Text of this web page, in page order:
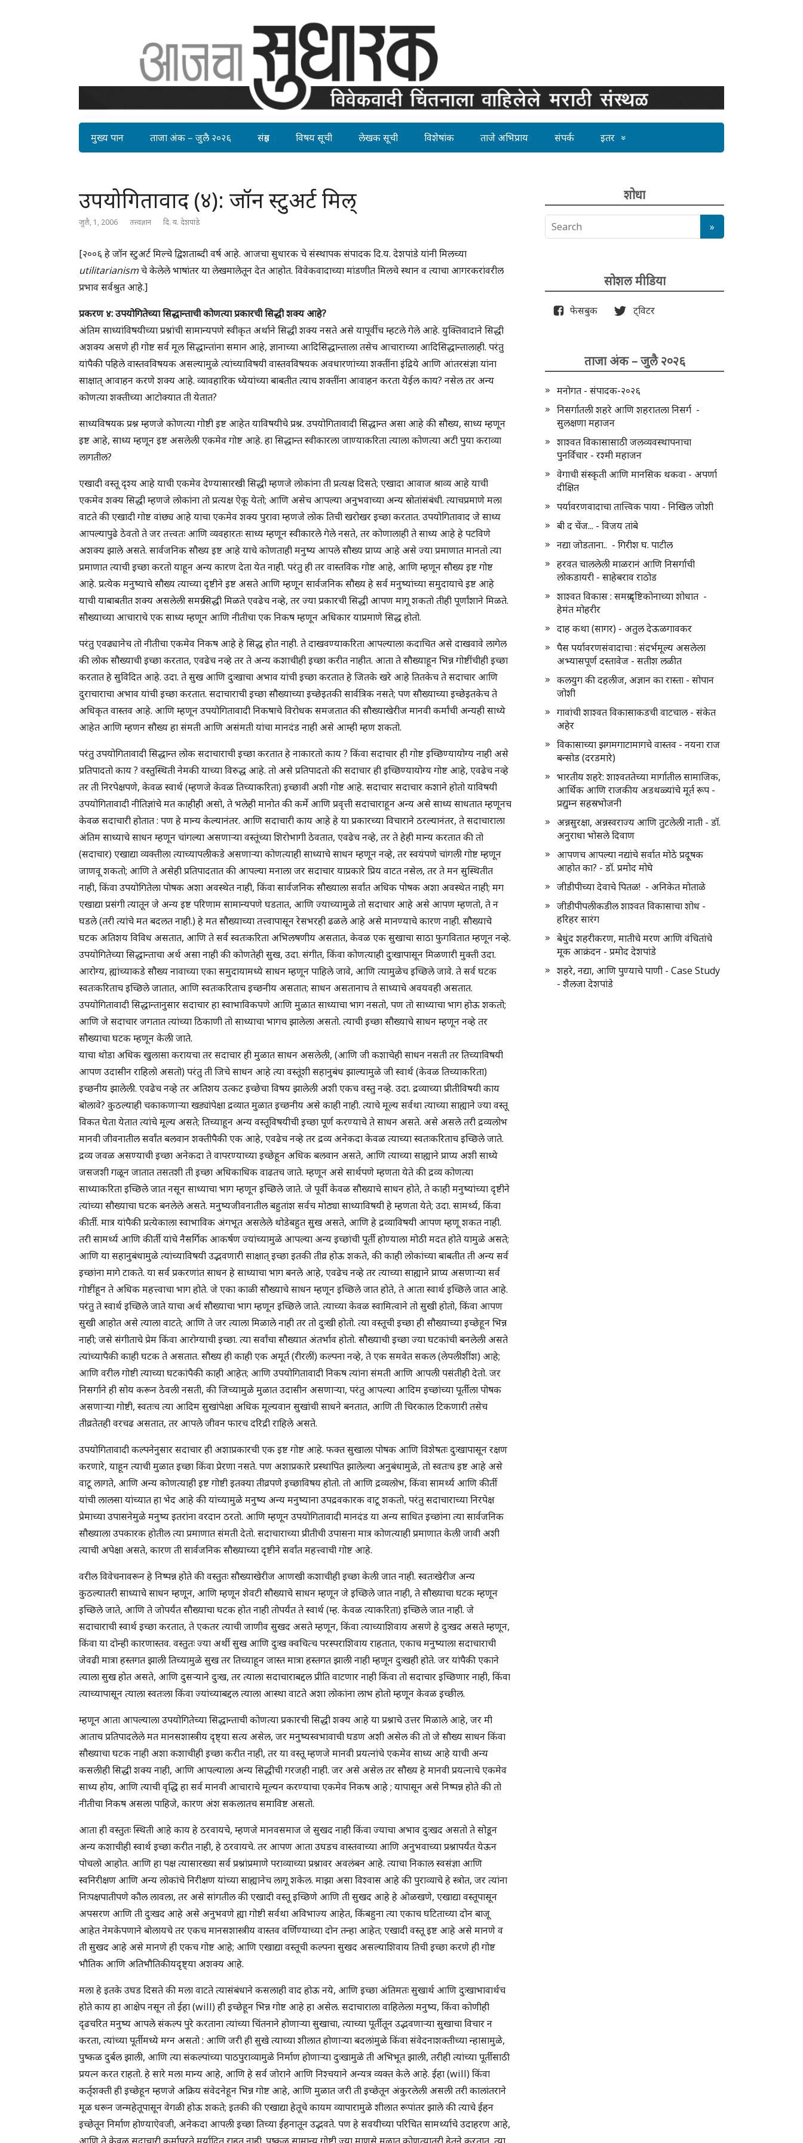
मुख्य पान ताजा अंक – जुलै २०२६ संग्रह विषय सूची लेखक सूची विशेषांक ताजे अभिप्राय संपर्क इतर
उपयोगितावाद (४): जॉन स्टुअर्ट मिल्
जुलै, 1, 2006 तत्त्वज्ञान दि. य. देशपांडे
[२००६ हे जॉन स्टुअर्ट मिल्चे द्विशताब्दी वर्ष आहे. आजचा सुधारक चे संस्थापक संपादक दि.य. देशपांडे यांनी मिलच्या
utilitarianismचे केलेले भाषांतर या लेखमालेतून देत आहोत. विवेकवादाच्या मांडणीत मिलचे स्थान व त्याचा आगरकरांवरील
प्रभाव सर्वश्रुत आहे.]
प्रकरण ४: उपयोगितेच्या सिद्धान्ताची कोणत्या प्रकारची सिद्धी शक्य आहे?
अंतिम साध्यांविषयीच्या प्रश्नांची सामान्यपणे स्वीकृत अर्थाने सिद्धी शक्य नसते असे यापूर्वीच म्हटले गेले आहे. युक्तिवादाने सिद्धी
अशक्य असणे ही गोष्ट सर्व मूल सिद्धान्तांना समान आहे, ज्ञानाच्या आदिसिद्धान्ताला तसेच आचाराच्या आदिसिद्धान्तालाही. परंतु
यांपैकी पहिले वास्तवविषयक असल्यामुळे त्यांच्याविषयी वास्तवविषयक अवधारणांच्या शक्तींना इंद्रिये आणि आंतरसंज्ञा यांना
साक्षात् आवाहन करणे शक्य आहे. व्यावहारिक ध्येयांच्या बाबतीत त्याच शक्तींना आवाहन करता येईल काय? नसेल तर अन्य
कोणत्या शक्तीच्या आटोक्यात ती येतात?
साध्यविषयक प्रश्न म्हणजे कोणत्या गोष्टी इष्ट आहेत याविषयीचे प्रश्न. उपयोगितावादी सिद्धान्त असा आहे की सौख्य, साध्य म्हणून
इष्ट आहे, साध्य म्हणून इष्ट असलेली एकमेव गोष्ट आहे. हा सिद्धान्त स्वीकारला जाण्याकरिता त्याला कोणत्या अटी पुया कराव्या
लागतील?
एखादी वस्तू दृश्य आहे याची एकमेव देण्यासारखी सिद्धी म्हणजे लोकांना ती प्रत्यक्ष दिसते; एखादा आवाज श्राव्य आहे याची
एकमेव शक्य सिद्धी म्हणजे लोकांना तो प्रत्यक्ष ऐकू येतो; आणि असेच आपल्या अनुभवाच्या अन्य स्रोतांसंबंधी. त्याचप्रमाणे मला
वाटते की एखादी गोष्ट वांछ्य आहे याचा एकमेव शक्य पुरावा म्हणजे लोक तिची खरोखर इच्छा करतात. उपयोगितावाद जे साध्य
आपल्यापुढे ठेवतो ते जर तत्त्वतः आणि व्यवहारतः साध्य म्हणून स्वीकारले गेले नसते, तर कोणालाही ते साध्य आहे हे पटविणे
अशक्य झाले असते. सार्वजनिक सौख्य इष्ट आहे याचे कोणताही मनुष्य आपले सौख्य प्राप्य आहे असे ज्या प्रमाणात मानतो त्या
प्रमाणात त्याची इच्छा करतो याहून अन्य कारण देता येत नाही. परंतु ही तर वास्तविक गोष्ट आहे, आणि म्हणून सौख्य इष्ट गोष्ट
आहे. प्रत्येक मनुष्याचे सौख्य त्याच्या दृष्टीने इष्ट असते आणि म्हणून सार्वजनिक सौख्य हे सर्व मनुष्यांच्या समुदायाचे इष्ट आहे
याची याबाबतीत शक्य असलेली समग्र सिद्धी मिळते एवढेच नव्हे, तर ज्या प्रकारची सिद्धी आपण मागू शकतो तीही पूर्णांशाने मिळते.
सौख्याच्या आचाराचे एक साध्य म्हणून आणि नीतीचा एक निकष म्हणून अधिकार याप्रमाणे सिद्ध होतो.
परंतु एवढ्यानेच तो नीतीचा एकमेव निकष आहे हे सिद्ध होत नाही. ते दाखवण्याकरिता आपल्याला कदाचित असे दाखवावे लागेल
की लोक सौख्याची इच्छा करतात, एवढेच नव्हे तर ते अन्य कशाचीही इच्छा करीत नाहीत. आता ते सौख्याहून भिन्न गोष्टींचीही इच्छा
करतात हे सुविदित आहे. उदा. ते सुख आणि दुःखाचा अभाव यांची इच्छा करतात हे जितके खरे आहे तितकेच ते सदाचार आणि
दुराचाराचा अभाव यांची इच्छा करतात. सदाचाराची इच्छा सौख्याच्या इच्छेइतकी सार्वत्रिक नसते; पण सौख्याच्या इच्छेइतकेच ते
अधिकृत वास्तव आहे. आणि म्हणून उपयोगितावादी निकषाचे विरोधक समजतात की सौख्याखेरीज मानवी कर्मांची अन्यही साध्ये
आहेत आणि म्हणन सौख्य हा संमती आणि असंमती यांचा मानदंड नाही असे आम्ही म्हण शकतो.
परंतु उपयोगितावादी सिद्धान्त लोक सदाचाराची इच्छा करतात हे नाकारतो काय ? किंवा सदाचार ही गोष्ट इच्छिण्यायोग्य नाही असे
प्रतिपादतो काय ? वस्तुस्थिती नेमकी याच्या विरुद्ध आहे. तो असे प्रतिपादतो की सदाचार ही इच्छिण्यायोग्य गोष्ट आहे, एवढेच नव्हे
तर ती निरपेक्षपणे, केवळ स्वार्थ (म्हणजे केवळ तिच्याकरिता) इच्छावी अशी गोष्ट आहे. सदाचार सदाचार कशाने होतो याविषयी
उपयोगितावादी नीतिज्ञांचे मत काहीही असो, ते भलेही मानोत की कर्मे आणि प्रवृत्ती सदाचाराहून अन्य असे साध्य साधतात म्हणूनच
केवळ सदाचारी होतात : पण हे मान्य केल्यानंतर. आणि सदाचारी काय आहे हे या प्रकारच्या विचाराने ठरल्यानंतर, ते सदाचाराला
अंतिम साध्याचे साधन म्हणून चांगल्या असणाऱ्या वस्तूंच्या शिरोभागी ठेवतात, एवढेच नव्हे, तर ते हेही मान्य करतात की तो
(सदाचार) एखाद्या व्यक्तीला त्याच्यापलीकडे असणाऱ्या कोणत्याही साध्याचे साधन म्हणून नव्हे, तर स्वयंपणे चांगली गोष्ट म्हणून
जाणवू शकतो; आणि ते असेही प्रतिपादतात की आपल्या मनाला जर सदाचार याप्रकारे प्रिय वाटत नसेल, तर ते मन सुस्थितीत
नाही, किंवा उपयोगितेला पोषक अशा अवस्थेत नाही, किंवा सार्वजनिक सौख्याला सर्वांत अधिक पोषक अशा अवस्थेत नाही; मग
एखाद्या प्रसंगी त्यातून जे अन्य इष्ट परिणाम सामान्यपणे घडतात, आणि ज्याच्यामुळे तो सदाचार आहे असे आपण म्हणतो, ते न
घडले (तरी त्यांचे मत बदलत नाही.) हे मत सौख्याच्या तत्त्वापासून रेसभरही ढळले आहे असे मानण्याचे कारण नाही. सौख्याचे
घटक अतिशय विविध असतात, आणि ते सर्व स्वतःकरिता अभिलषणीय असतात, केवळ एक सुखाचा साठा फुगवितात म्हणून नव्हे.
उपयोगितेच्या सिद्धान्ताचा अर्थ असा नाही की कोणतेही सुख, उदा. संगीत, किंवा कोणत्याही दुःखापासून मिळणारी मुक्ती उदा.
आरोग्य, ह्यांच्याकडे सौख्य नावाच्या एका समुदायामध्ये साधन म्हणून पाहिले जावे, आणि त्यामुळेच इच्छिले जावे. ते सर्व घटक
स्वतःकरिताच इच्छिले जातात, आणि स्वतःकरिताच इच्छनीय असतात; साधन असतानाच ते साध्याचे अवयवही असतात.
उपयोगितावादी सिद्धान्तानुसार सदाचार हा स्वाभाविकपणे आणि मुळात साध्याचा भाग नसतो, पण तो साध्याचा भाग होऊ शकतो;
आणि जे सदाचार जगतात त्यांच्या ठिकाणी तो साध्याचा भागच झालेला असतो. त्याची इच्छा सौख्याचे साधन म्हणून नव्हे तर
सौख्याचा घटक म्हणून केली जाते.
याचा थोडा अधिक खुलासा करायचा तर सदाचार ही मुळात साधन असलेली, (आणि जी कशाचेही साधन नसती तर तिच्याविषयी
आपण उदासीन राहिलो असतो) परंतु ती जिचे साधन आहे त्या वस्तूंशी सहानुबंध झाल्यामुळे जी स्वार्थ (केवळ तिच्याकरिता)
इच्छनीय झालेली. एवढेच नव्हे तर अतिशय उत्कट इच्छेचा विषय झालेली अशी एकच वस्तु नव्हे. उदा. द्रव्याच्या प्रीतीविषयी काय
बोलावे? कुठल्याही चकाकणाऱ्या खड्यांपेक्षा द्रव्यात मुळात इच्छनीय असे काही नाही. त्याचे मूल्य सर्वथा त्याच्या साह्याने ज्या वस्तू
विकत घेता येतात त्यांचे मूल्य असते; तिच्याहून अन्य वस्तूविषयीची इच्छा पूर्ण करण्याचे ते साधन असते. असे असले तरी द्रव्यलोभ
मानवी जीवनातील सर्वांत बलवान शक्तीपैकी एक आहे, एवढेच नव्हे तर द्रव्य अनेकदा केवळ त्याच्या स्वतःकरिताच इच्छिले जाते.
द्रव्य जवळ असण्याची इच्छा अनेकदा ते वापरण्याच्या इच्छेहून अधिक बलवान असते, आणि त्याच्या साह्याने प्राप्य अशी साध्ये
जसजशी गळून जातात तसतशी ती इच्छा अधिकाधिक वाढतच जाते. म्हणून असे सार्थपणे म्हणता येते की द्रव्य कोणत्या
साध्याकरिता इच्छिले जात नसून साध्याचा भाग म्हणून इच्छिले जाते. जे पूर्वी केवळ सौख्याचे साधन होते, ते काही मनुष्यांच्या दृष्टीने
त्यांच्या सौख्याचा घटक बनलेले असते. मनुष्यजीवनातील बहुतांश सर्वच मोठ्या साध्याविषयी हे म्हणता येते; उदा. सामर्थ्य, किंवा
कीर्ती. मात्र यांपैकी प्रत्येकाला स्वाभाविक अंगभूत असलेले थोडेबहुत सुख असते, आणि हे द्रव्याविषयी आपण म्हणू शकत नाही.
तरी सामर्थ्य आणि कीर्ती यांचे नैसर्गिक आकर्षण ज्यांच्यामुळे आपल्या अन्य इच्छांची पूर्ती होण्याला मोठी मदत होते यामुळे असते;
आणि या सहानुबंधामुळे त्यांच्याविषयी उद्भवणारी साक्षात् इच्छा इतकी तीव्र होऊ शकते, की काही लोकांच्या बाबतीत ती अन्य सर्व
इच्छांना मागे टाकते. या सर्व प्रकरणांत साधन हे साध्याचा भाग बनले आहे, एवढेच नव्हे तर त्याच्या साह्याने प्राप्य असणाऱ्या सर्व
गोष्टींहून ते अधिक महत्त्वाचा भाग होते. जे एका काळी सौख्याचे साधन म्हणून इच्छिले जात होते, ते आता स्वार्थ इच्छिले जात आहे.
परंतु ते स्वार्थ इच्छिले जाते याचा अर्थ सौख्याचा भाग म्हणून इच्छिले जाते. त्याच्या केवळ स्वामित्वाने तो सुखी होतो, किंवा आपण
सुखी आहोत असे त्याला वाटते; आणि ते जर त्याला मिळाले नाही तर तो दुःखी होतो. त्या वस्तूची इच्छा ही सौख्याच्या इच्छेहून भिन्न
नाही; जसे संगीताचे प्रेम किंवा आरोग्याची इच्छा. त्या सर्वांचा सौख्यात अंतर्भाव होतो. सौख्याची इच्छा ज्या घटकांची बनलेली असते
त्यांच्यापैकी काही घटक ते असतात. सौख्य ही काही एक अमूर्त (रीरलीं) कल्पना नव्हे, ते एक समवेत सकल (लेपलीशींश) आहे;
आणि वरील गोष्टी त्याच्या घटकांपैकी काही आहेत; आणि उपयोगितावादी निकष त्यांना संमती आणि आपली पसंतीही देतो. जर
निसर्गाने ही सोय करून ठेवली नसती, की जिच्यामुळे मुळात उदासीन असणाऱ्या, परंतु आपल्या आदिम इच्छांच्या पूर्तीला पोषक
असणाऱ्या गोष्टी, स्वतःच त्या आदिम सुखांपेक्षा अधिक मूल्यवान सुखांची साधने बनतात, आणि ती चिरकाल टिकणारी तसेच
तीव्रतेतही वरचढ असतात, तर आपले जीवन फारच दरिद्री राहिले असते.
उपयोगितावादी कल्पनेनुसार सदाचार ही अशाप्रकारची एक इष्ट गोष्ट आहे. फक्त सुखाला पोषक आणि विशेषतः दुःखापासून रक्षण
करणारे, याहून त्याची मुळात इच्छा किंवा प्रेरणा नसते. पण अशाप्रकारे प्रस्थापित झालेल्या अनुबंधामुळे, तो स्वतःच इष्ट आहे असे
वाटू लागते, आणि अन्य कोणत्याही इष्ट गोष्टी इतक्या तीव्रपणे इच्छाविषय होतो. तो आणि द्रव्यलोभ, किंवा सामर्थ्य आणि कीर्ती
यांची लालसा यांच्यात हा भेद आहे की यांच्यामुळे मनुष्य अन्य मनुष्याना उपद्रवकारक वाटू शकतो, परंतु सदाचाराच्या निरपेक्ष
प्रेमाच्या उपासनेमुळे मनुष्य इतरांना वरदान ठरतो. आणि म्हणून उपयोगितावादी मानदंड या अन्य साधित इच्छांना त्या सार्वजनिक
सौख्याला उपकारक होतील त्या प्रमाणात संमती देतो. सदाचाराच्या प्रीतीची उपासना मात्र कोणत्याही प्रमाणात केली जावी अशी
त्याची अपेक्षा असते, कारण ती सार्वजनिक सौख्याच्या दृष्टीने सर्वांत महत्त्वाची गोष्ट आहे.
वरील विवेचनावरून हे निष्पन्न होते की वस्तुतः सौख्याखेरीज आणखी कशाचीही इच्छा केली जात नाही. स्वतःखेरीज अन्य
कुठल्यातरी साध्याचे साधन म्हणून, आणि म्हणून शेवटी सौख्याचे साधन म्हणून जे इच्छिले जात नाही, ते सौख्याचा घटक म्हणून
इच्छिले जाते, आणि ते जोपर्यंत सौख्याचा घटक होत नाही तोपर्यंत ते स्वार्थ (म्ह. केवळ त्याकरिता) इच्छिले जात नाही. जे
सदाचाराची स्वार्थ इच्छा करतात, ते एकतर त्याची जाणीव सुखद असते म्हणून, किंवा त्याच्याशिवाय असणे हे दुःखद असते म्हणून,
किंवा या दोन्ही कारणास्तव. वस्तुतः ज्या अर्थी सुख आणि दुःख क्वचित्च परस्पराशिवाय राहतात, एकाच मनुष्याला सदाचाराची
जेवढी मात्रा हस्तगत झाली तिच्यामुळे सुख तर तिच्याहून जास्त मात्रा हस्तगत झाली नाही म्हणून दुःखही होते. जर यांपैकी एकाने
त्याला सुख होत असते, आणि दुसऱ्याने दुःख, तर त्याला सदाचाराबद्दल प्रीति वाटणार नाही किंवा तो सदाचार इच्छिणार नाही, किंवा
त्याच्यापासून त्याला स्वतःला किंवा ज्यांच्याबद्दल त्याला आस्था वाटते अशा लोकांना लाभ होतो म्हणून केवळ इच्छील.
म्हणून आता आपल्याला उपयोगितेच्या सिद्धान्ताची कोणत्या प्रकारची सिद्धी शक्य आहे या प्रश्नाचे उत्तर मिळाले आहे, जर मी
आताच प्रतिपादलेले मत मानसशास्त्रीय दृष्ट्या सत्य असेल, जर मनुष्यस्वभावाची घडण अशी असेल की तो जे सौख्य साधन किंवा
सौख्याचा घटक नाही अशा कशाचीही इच्छा करीत नाही, तर या वस्तू म्हणजे मानवी प्रयत्नांचे एकमेव साध्य आहे याची अन्य
कसलीही सिद्धी शक्य नाही, आणि आपल्याला अन्य सिद्धीची गरजही नाही. जर असे असेल तर सौख्य हे मानवी प्रयत्नाचे एकमेव
साध्य होय, आणि त्याची वृद्धि हा सर्व मानवी आचाराचे मूल्यन करण्याचा एकमेव निकष आहे ; यापासून असे निष्पन्न होते की तो
नीतीचा निकष असला पाहिजे, कारण अंश सकलातच समाविष्ट असतो.
आता ही वस्तुतः स्थिती आहे काय हे ठरवायचे, म्हणजे मानवसमाज जे सुखद नाही किंवा ज्याचा अभाव दुःखद असतो ते सोडून
अन्य कशाचीही स्वार्थ इच्छा करीत नाही, हे ठरवायचे. तर आपण आता उघडच वास्तवाच्या आणि अनुभवाच्या प्रश्नापर्यंत येऊन
पोचलो आहोत. आणि हा पक्ष त्यासारख्या सर्व प्रश्नांप्रमाणे पराव्याच्या प्रश्नावर अवलंबन आहे. त्याचा निकाल स्वसंज्ञा आणि
स्वनिरीक्षण आणि अन्य लोकांचे निरीक्षण यांच्या साह्यानेच लागू शकेल. माझा असा विश्वास आहे की पुराव्याचे हे स्त्रोत, जर त्यांना
निःपक्षपातीपणे कौल लावला, तर असे सांगतील की एखादी वस्तू इच्छिणे आणि ती सुखद आहे हे ओळखणे, एखाद्या वस्तूपासून
अपसरण आणि ती दुःखद आहे असे अनुभवणे ह्या गोष्टी सर्वथा अविभाज्य आहेत, किंबहुना त्या एकाच घटिताच्या दोन बाजू
आहेत नेमकेपणाने बोलायचे तर एकच मानसशास्त्रीय वास्तव वर्णिण्याच्या दोन तन्हा आहेत; एखादी वस्तू इष्ट आहे असे मानणे व
ती सुखद आहे असे मानणे ही एकच गोष्ट आहे; आणि एखाद्या वस्तूची कल्पना सुखद असल्याशिवाय तिची इच्छा करणे ही गोष्ट
भौतिक आणि अतिभौतिकीयदृष्ट्या अशक्य आहे.
मला हे इतके उघड दिसते की मला वाटते त्यासंबंधाने कसलाही वाद होऊ नये, आणि इच्छा अंतिमतः सुखार्थ आणि दुःखाभावार्थच
होते काय हा आक्षेप नसून तो ईहा (will) ही इच्छेहून भिन्न गोष्ट आहे हा असेल. सदाचाराला वाहिलेला मनुष्य, किंवा कोणीही
दृढचरित मनुष्य आपले संकल्प पुरे करताना त्यांच्या चिंतनाने होणाऱ्या सुखाचा, त्याच्या पूर्तीतून उद्भवणाऱ्या सुखाचा विचार न
करता, त्यांच्या पूर्तीमध्ये मग्न असतो : आणि जरी ही सुखे त्याच्या शीलात होणाऱ्या बदलांमुळे किंवा संवेदनाशक्तीच्या न्हासामुळे,
पुष्कळ दुर्बल झाली, आणि त्या संकल्पांच्या पाठपुराव्यामुळे निर्माण होणाऱ्या दुःखामुळे ती अभिभूत झाली, तरीही त्यांच्या पूर्तीसाठी
प्रयत्न करत राहतो. हे सारे मला मान्य आहे, आणि हे सर्व जोराने आणि निश्चयाने अन्यत्र व्यक्त केले आहे. ईहा (will) किंवा
कर्तृशक्ती ही इच्छेहून म्हणजे अक्रिय संवेदनेहून भिन्न गोष्ट आहे, आणि मुळात जरी ती इच्छेतून अंकुरलेली असली तरी कालांतराने
मूळ धरून जन्महेतूपासून वेगळी होऊ शकते; इतकी की एखाद्या हेतूचे कायम व्यापारामुळे शीलात रूपांतर झाले की त्याचे ईहन
इच्छेतून निर्माण होण्याऐवजी, अनेकदा आपली इच्छा तिच्या ईहनातून उद्भवते. पण हे सवयीच्या परिचित सामर्थ्याचे उदाहरण आहे,
शोधा
सोशल मीडिया
फेसबुक ट्विटर
ताजा अंक – जुलै २०२६
मनोगत - संपादक-२०२६
निसर्गातली शहरे आणि शहरातला निसर्ग -
सुलक्षणा महाजन
शाश्वत विकासासाठी जलव्यवस्थापनाचा
पुनर्विचार - रश्मी महाजन
वेगाची संस्कृती आणि मानसिक थकवा - अपर्णा
दीक्षित
पर्यावरणवादाचा तात्त्विक पाया - निखिल जोशी
बी द चेंज... - विजय तांबे
नद्या जोडताना.. - गिरीश घ. पाटील
हरवत चाललेली माळरानं आणि निसर्गाची
लोकडायरी - साहेबराव राठोड
शाश्वत विकास : समग्र दृष्टिकोनाच्या शोधात -
हेमंत मोहरीर
दाह कथा (सागर) - अतुल देऊळगावकर
पैस पर्यावरणसंवादाचा : संदर्भमूल्य असलेला
अभ्यासपूर्ण दस्तावेज - सतीश लळीत
कलयुग की दहलीज, अज्ञान का रास्ता - सोपान
जोशी
गावांची शाश्वत विकासाकडची वाटचाल - संकेत
अहेर
विकासाच्या झगमगाटामागचे वास्तव - नयना राज
बन्सोड (दरडमारे)
भारतीय शहरे: शाश्वततेच्या मार्गातील सामाजिक,
आर्थिक आणि राजकीय अडथळ्यांचे मूर्त रूप -
प्रद्युम्न सहस्रभोजनी
अन्नसुरक्षा, अन्नस्वराज्य आणि तुटलेली नाती - डॉ.
अनुराधा भोसले दिवाण
आपणच आपल्या नद्यांचे सर्वात मोठे प्रदूषक
आहोत का? - डॉ. प्रमोद मोघे
जीडीपीच्या देवाचे पितळ! - अनिकेत मोताळे
जीडीपीपलीकडील शाश्वत विकासाचा शोध -
हरिहर सारंग
बेधुंद शहरीकरण, मातीचे मरण आणि वंचितांचे
मूक आक्रंदन - प्रमोद देशपांडे
शहरे, नद्या, आणि पुण्याचे पाणी - Case Study
- शैलजा देशपांडे